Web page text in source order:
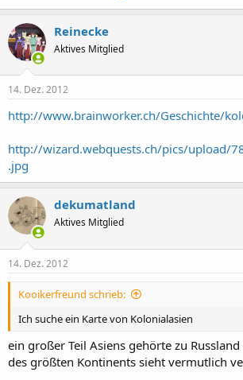
Reinecke
Aktives Mitglied
14. Dez. 2012
http://www.brainworker.ch/Geschichte/
http://wizard.webquests.ch/pics/upload/
.jpg
dekumatland
Aktives Mitglied
14. Dez. 2012
Kooikerfreund schrieb:
Ich suche ein Karte von Kolonialasien
ein großer Teil Asiens gehörte zu
des größten Kontinents sieht vermutlich